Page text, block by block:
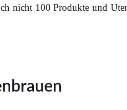
nicht 100 Produkte und